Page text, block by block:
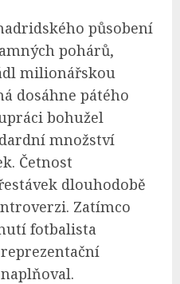
působení
pohárů,
milionářskou
dosáhne pátého
bohužel
množství
Četnost
dlouhodobě
Zatímco
fotbalista